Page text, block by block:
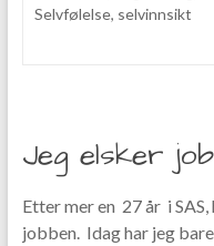
Selvfølelse, selvinnsikt
Jeg elsker
Etter mer en 27 år i
jobben. Idag har jeg